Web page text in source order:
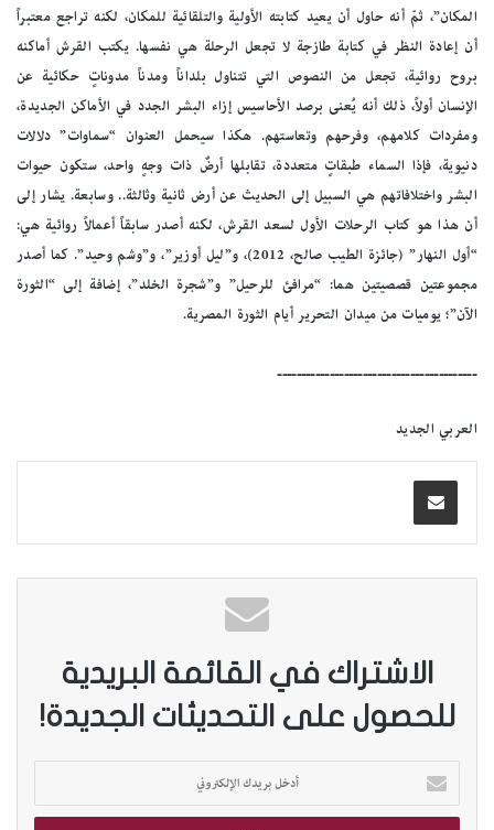
المكان”، ثمّ أنه حاول أن يعيد كتابته الأولية والتلقائية للمكان، لكنه تراجع معتبراً
أن إعادة النظر في كتابة طازجة لا تجعل الرحلة هي نفسها. يكتب القرش أماكنه
بروح روائية، تجعل من النصوص التي تتناول بلداناً ومدناً مدوناتٍ حكائية عن
الإنسان أولاً، ذلك أنه يُعنى برصد الأحاسيس إزاء البشر الجدد في الأماكن الجديدة،
ومفردات كلامهم، وفرحهم وتعاستهم. هكذا سيحمل العنوان “سماوات” دلالات
دنيوية، فإذا السماء طبقاتٍ متعددة، تقابلها أرضٌ ذات وجهٍ واحد، ستكون حيوات
البشر واختلافاتهم هي السبيل إلى الحديث عن أرض ثانية وثالثة.. وسابعة. يشار إلى
أن هذا هو كتاب الرحلات الأول لسعد القرش، لكنه أصدر سابقاً أعمالاً روائية هي:
“أول النهار” (جائزة الطيب صالح، 2012)، و”ليل أوزير”، و”وشم وحيد”. كما أصدر
مجموعتين قصصيتين هما: “مرافئ للرحيل” و”شجرة الخلد”، إضافة إلى “الثورة
الآن”؛ يوميات من ميدان التحرير أيام الثورة المصرية.
ــــــــــــــــــــــــــــــــــــــــــ
العربي الجديد
الاشتراك في القائمة البريدية
للحصول على التحديثات الجديدة!
خ